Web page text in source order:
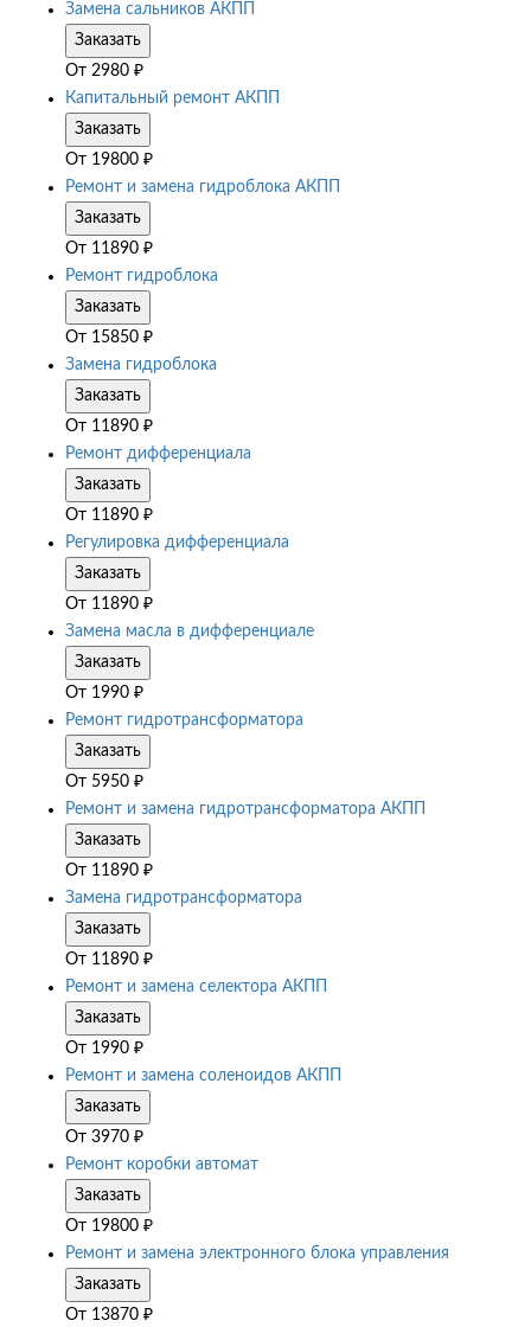
Замена сальников АКПП
Заказать
От 2980 ₽
Капитальный ремонт АКПП
Заказать
От 19800 ₽
Ремонт и замена гидроблока АКПП
Заказать
От 11890 ₽
Ремонт гидроблока
Заказать
От 15850 ₽
Замена гидроблока
Заказать
От 11890 ₽
Ремонт дифференциала
Заказать
От 11890 ₽
Регулировка дифференциала
Заказать
От 11890 ₽
Замена масла в дифференциале
Заказать
От 1990 ₽
Ремонт гидротрансформатора
Заказать
От 5950 ₽
Ремонт и замена гидротрансформатора АКПП
Заказать
От 11890 ₽
Замена гидротрансформатора
Заказать
От 11890 ₽
Ремонт и замена селектора АКПП
Заказать
От 1990 ₽
Ремонт и замена соленоидов АКПП
Заказать
От 3970 ₽
Ремонт коробки автомат
Заказать
От 19800 ₽
Ремонт и замена электронного блока управления
Заказать
От 13870 ₽